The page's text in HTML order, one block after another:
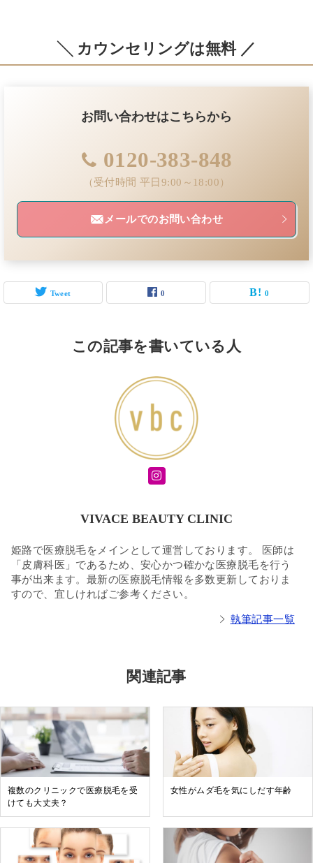
╲ カウンセリングは無料 ／
お問い合わせはこちらから
0120-383-848
（受付時間 平日9:00～18:00）
メールでのお問い合わせ
Tweet 0 0
この記事を書いている人
VIVACE BEAUTY CLINIC
姫路で医療脱毛をメインとして運営しております。 医師は
「皮膚科医」であるため、安心かつ確かな医療脱毛を行う
事が出来ます。最新の医療脱毛情報を多数更新しておりま
すので、宜しければご参考ください。
執筆記事一覧
関連記事
複数のクリニックで医療脱毛を受
けても大丈夫？
女性がムダ毛を気にしだす年齢